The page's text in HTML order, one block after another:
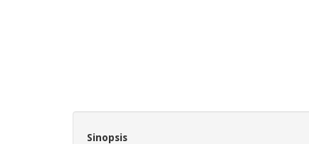
Sinopsis